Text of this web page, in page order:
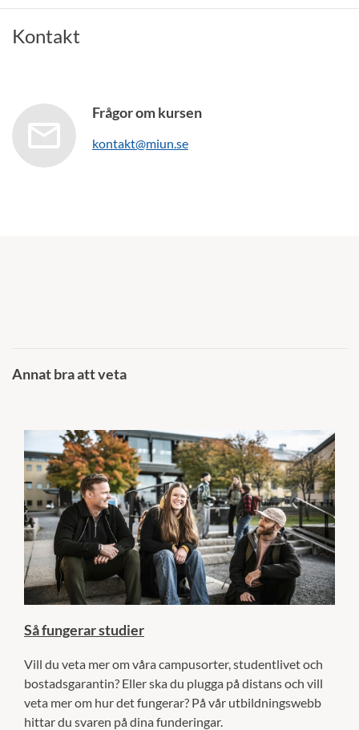
Kontakt
Frågor om kursen
kontakt@miun.se
Annat bra att veta
Så fungerar studier
Vill du veta mer om våra campusorter, studentlivet och
bostadsgarantin? Eller ska du plugga på distans och vill
veta mer om hur det fungerar? På vår utbildningswebb
hittar du svaren på dina funderingar.